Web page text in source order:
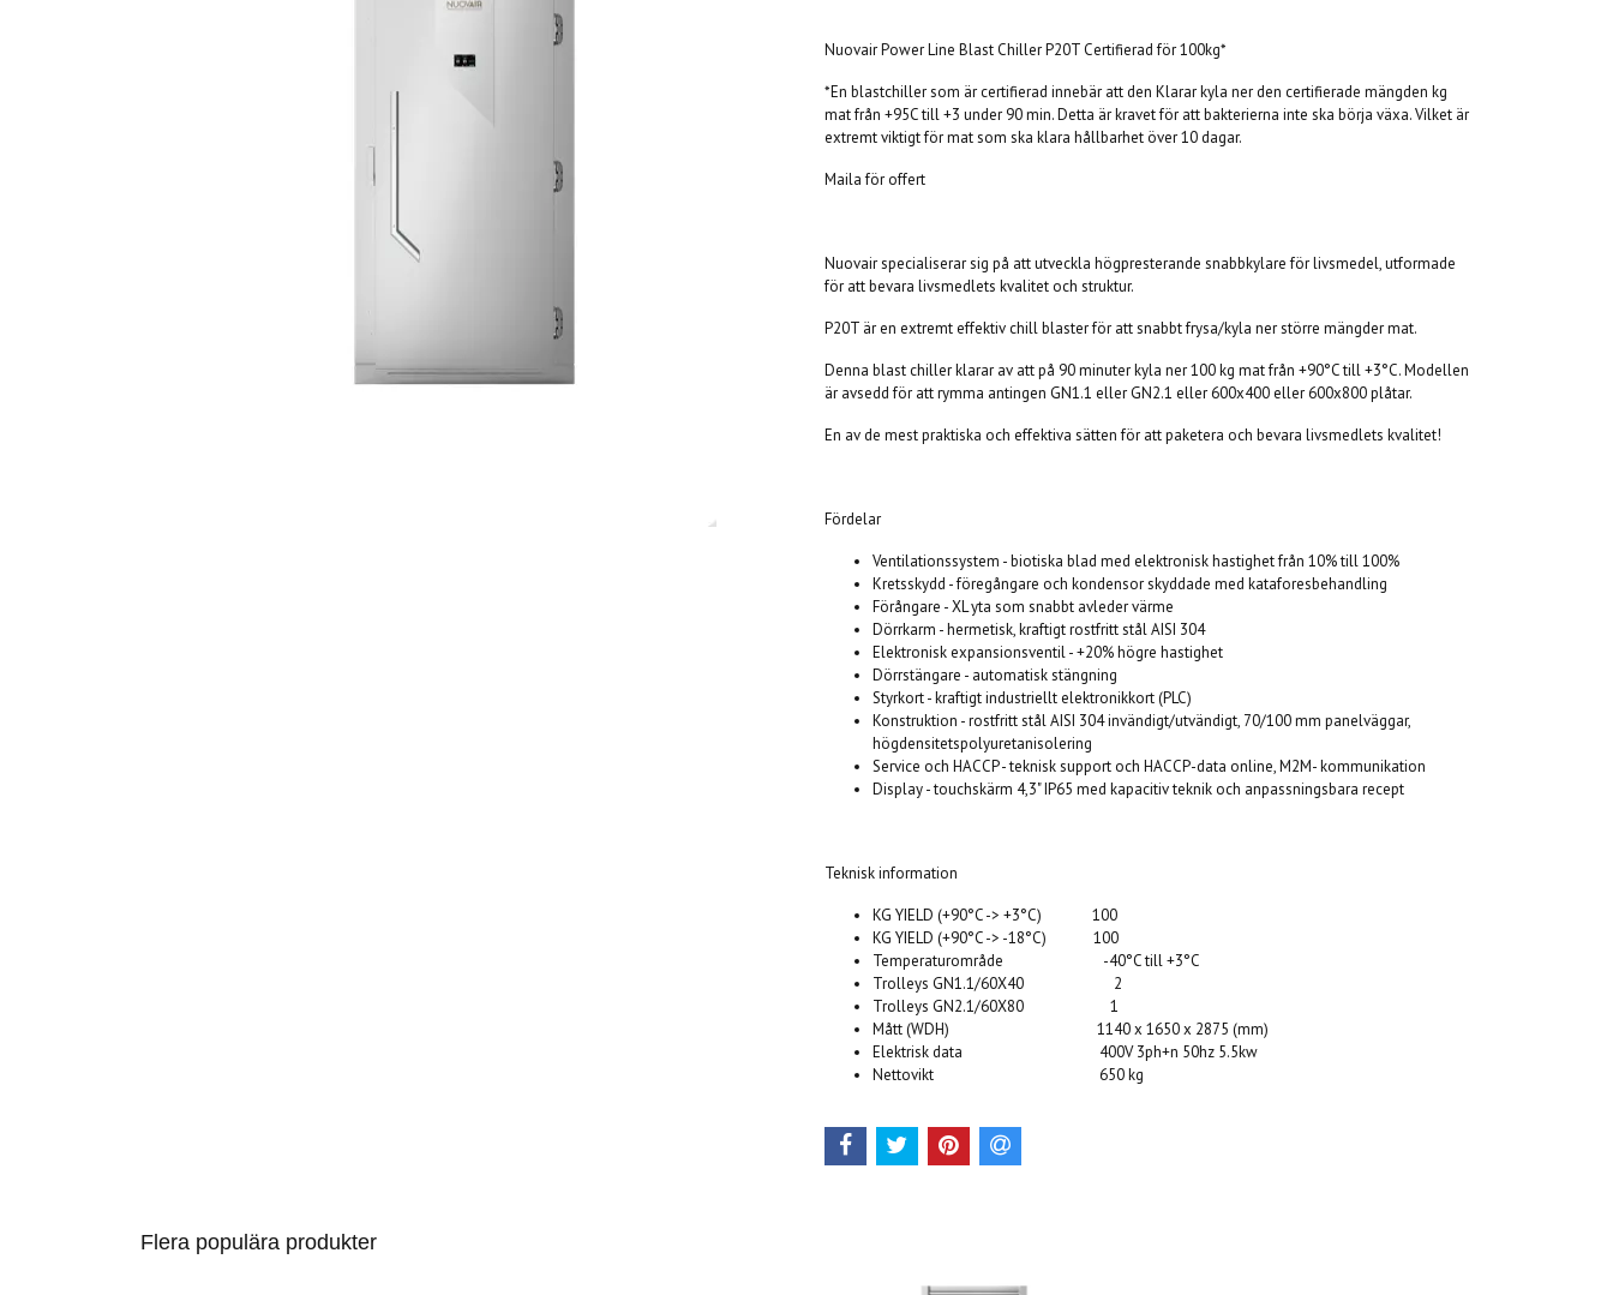
Nuovair Power Line Blast Chiller P20T Certifierad för 100kg*
*En blastchiller som är certifierad innebär att den Klarar kyla ner den certifierade mängden kg
mat från +95C till +3 under 90 min. Detta är kravet för att bakterierna inte ska börja växa. Vilket är
extremt viktigt för mat som ska klara hållbarhet över 10 dagar.
Maila för offert
Nuovair specialiserar sig på att utveckla högpresterande snabbkylare för livsmedel, utformade
för att bevara livsmedlets kvalitet och struktur.
P20T är en extremt effektiv chill blaster för att snabbt frysa/kyla ner större mängder mat.
Denna blast chiller klarar av att på 90 minuter kyla ner 100 kg mat från +90°C till +3°C. Modellen
är avsedd för att rymma antingen GN1.1 eller GN2.1 eller 600x400 eller 600x800 plåtar.
En av de mest praktiska och effektiva sätten för att paketera och bevara livsmedlets kvalitet!
Fördelar
Ventilationssystem - biotiska blad med elektronisk hastighet från 10% till 100%
Kretsskydd - föregångare och kondensor skyddade med kataforesbehandling
Förångare - XL yta som snabbt avleder värme
Dörrkarm - hermetisk, kraftigt rostfritt stål AISI 304
Elektronisk expansionsventil - +20% högre hastighet
Dörrstängare - automatisk stängning
Styrkort - kraftigt industriellt elektronikkort (PLC)
Konstruktion - rostfritt stål AISI 304 invändigt/utvändigt, 70/100 mm panelväggar,
högdensitetspolyuretanisolering
Service och HACCP - teknisk support och HACCP-data online, M2M- kommunikation
Display - touchskärm 4,3" IP65 med kapacitiv teknik och anpassningsbara recept
Teknisk information
KG YIELD (+90°C -> +3°C) 100
KG YIELD (+90°C -> -18°C) 100
Temperaturområde -40°C till +3°C
Trolleys GN1.1/60X40 2
Trolleys GN2.1/60X80 1
Mått (WDH) 1140 x 1650 x 2875 (mm)
Elektrisk data 400V 3ph+n 50hz 5.5kw
Nettovikt 650 kg
Flera populära produkter